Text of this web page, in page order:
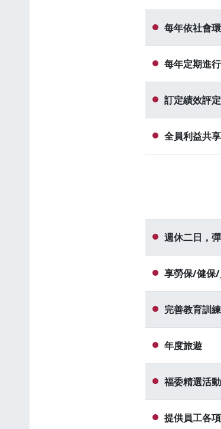
每年依社會
每年定期進
訂定績效評
全員利益共
週休二日，
享勞保/健保
完善教育訓
年度旅遊
福委精選活
提供員工各